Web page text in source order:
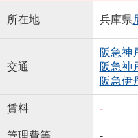
所在地 兵庫県
交通
阪急神
阪急神
阪急伊
賃料 -
管理費等 -